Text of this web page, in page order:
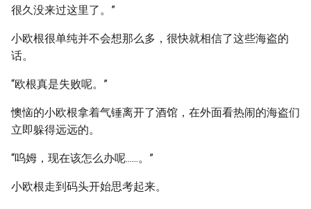
很久没来过这里了。”
小欧根很单纯并不会想那么多，很快就相信了这些海盗的
话。
“欧根真是失败呢。”
懊恼的小欧根拿着气锤离开了酒馆，在外面看热闹的海盗们
立即躲得远远的。
“呜姆，现在该怎么办呢......。”
小欧根走到码头开始思考起来。